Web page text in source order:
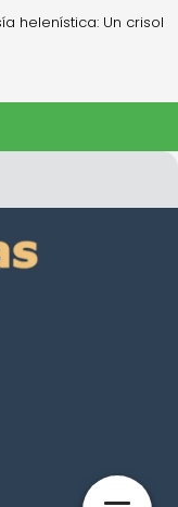
helenística: Un crisol